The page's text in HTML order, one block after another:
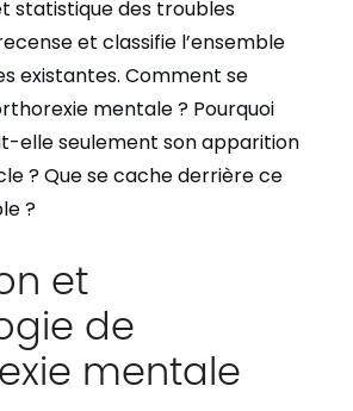
statistique des troubles
et classifie l’ensemble
existantes. Comment se
mentale ? Pourquoi
elle seulement son apparition
? Que se cache derrière ce
?
et
de
mentale